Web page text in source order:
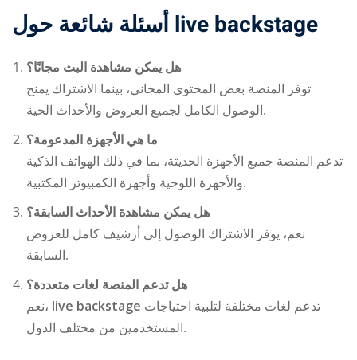
live backstage
هل يمكن مشاهدة البث مجانًا؟
توفر المنصة بعض المحتوى المجاني، بينما الاشتراك يمنح
الوصول الكامل لجميع العروض والأحداث الحية.
ما هي الأجهزة المدعومة؟
تدعم المنصة جميع الأجهزة الحديثة، بما في ذلك الهواتف الذكية
والأجهزة اللوحية وأجهزة الكمبيوتر المكتبية.
هل يمكن مشاهدة الأحداث السابقة؟
نعم، يوفر الاشتراك الوصول إلى أرشيف كامل للعروض
السابقة.
هل تدعم المنصة لغات متعددة؟
نعم، live backstage
المستخدمين من مختلف الدول.